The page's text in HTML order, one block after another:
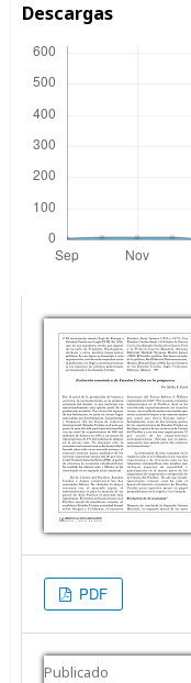
Descargas
PDF
Publicado